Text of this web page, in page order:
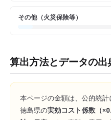
その他（火災保険等）
算出方法とデータの出
本ページの金額は、公的統計
徳島県の実効コスト係数（×